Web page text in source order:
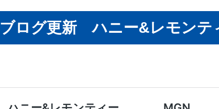
ブログ更新 ハニー&レモンテ